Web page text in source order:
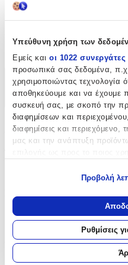
Υπεύθυνη χρήση των
Εμείς και οι 1022 συνεργάτες
προσωπικά σας δεδομένα,
χρησιμοποιώντας τεχνολογία
αποθηκεύουμε και να έχουμε
συσκευή σας, με σκοπό την
διαφημίσεων και
διαφημίσεις και περιεχόμενο,
μας και την ανάπτυξη
Να συλλέξουμε
σας τοποθεσία, οι οποίες
απόσταση μερικών μέτρων
Να αναγνωρίσουμε τη
για συγκεκριμένα
Μάθετε περισσότερα σχετικά
Προβολή
Ρυθμίσεις
Χαρακτηριστικά
+
Χαρακτηριστικά
Αξιολογήσεις